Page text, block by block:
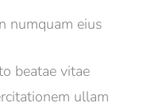
numquam eius
beatae vitae
ullam